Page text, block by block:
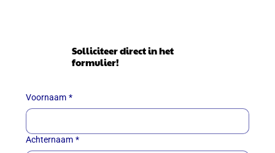
Solliciteer direct in het
formulier!
Voornaam *
Achternaam *